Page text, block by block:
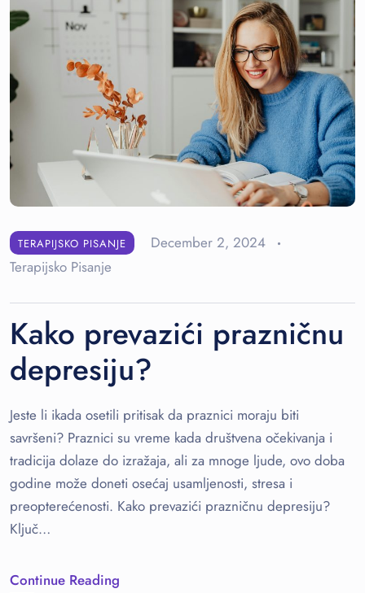
TERAPIJSKO PISANJE
December 2, 2024
Terapijsko Pisanje
Kako prevazići prazničnu
depresiju?
Jeste li ikada osetili pritisak da praznici moraju biti
savršeni? Praznici su vreme kada društvena očekivanja i
tradicija dolaze do izražaja, ali za mnoge ljude, ovo doba
godine može doneti osećaj usamljenosti, stresa i
preopterećenosti. Kako prevazići prazničnu depresiju?
Ključ…
Continue Reading